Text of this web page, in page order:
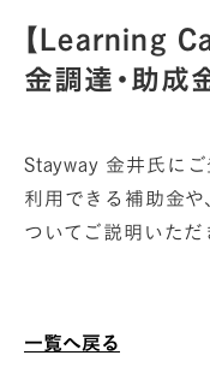
【Learning
金調達・助成
Stayway 金井氏に
利用できる補助金
ついてご説明いただ
一覧へ戻る